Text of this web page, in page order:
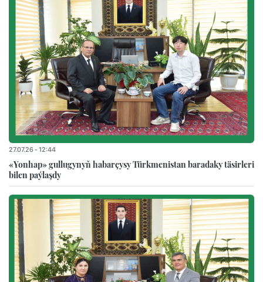
27.07.26 - 12:44
«Yonhap» gullugynyň habarçysy Türkmenistan baradaky täsirleri
bilen paýlaşdy